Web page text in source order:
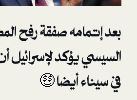
صفقة رفح المصرية:
لإسرائيل أن موسى
أيضا 🤑